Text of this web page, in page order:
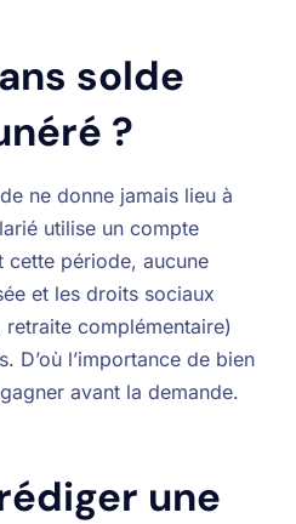
solde
?
ne donne jamais lieu à
utilise un compte
cette période, aucune
et les droits sociaux
complémentaire)
D’où l’importance de bien
avant la demande.
une